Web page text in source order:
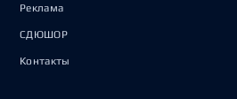
Реклама
СДЮШОР
Контакты